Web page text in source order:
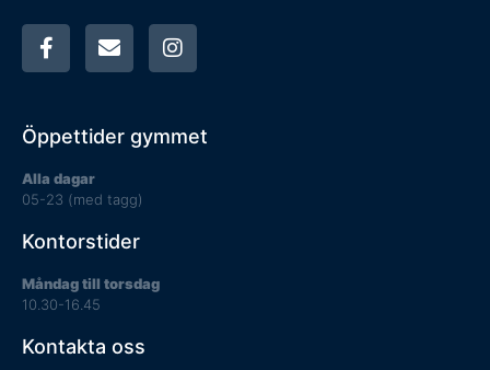
Öppettider gymmet
Alla dagar
05-23 (med tagg)
Kontorstider
Måndag till torsdag
10.30-16.45
Kontakta oss